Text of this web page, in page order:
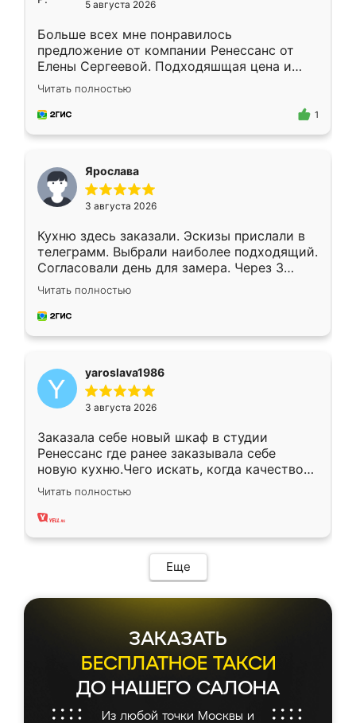
5 августа 2026
Больше всех мне понравилось
предложение от компании Ренессанс от
Елены Сергеевой. Подходяшщая цена и
короткие сроки изготовления. Приехавший
для замера сотрудник Владислав
предложил по моему эскизу самый
Читать полностью
1
Ярослава
3 августа 2026
Кухню здесь заказали. Эскизы прислали в
телеграмм. Выбрали наиболее подходящий.
Согласовали день для замера. Через 3
недели кухня была уже готова. Остались
довольны работой. Спасибо Ренессанс
мебель за качественную работу!
Читать полностью
yaroslava1986
3 августа 2026
Заказала себе новый шкаф в студии
Ренессанс где ранее заказывала себе
новую кухню.Чего искать, когда качеством
вполне довольна. Служит кухня уже почти
два года, нареканий нет.
Читать полностью
Еще
ЗАКАЗАТЬ
БЕСПЛАТНОЕ ТАКСИ
ДО НАШЕГО САЛОНА
Из любой точки Москвы и